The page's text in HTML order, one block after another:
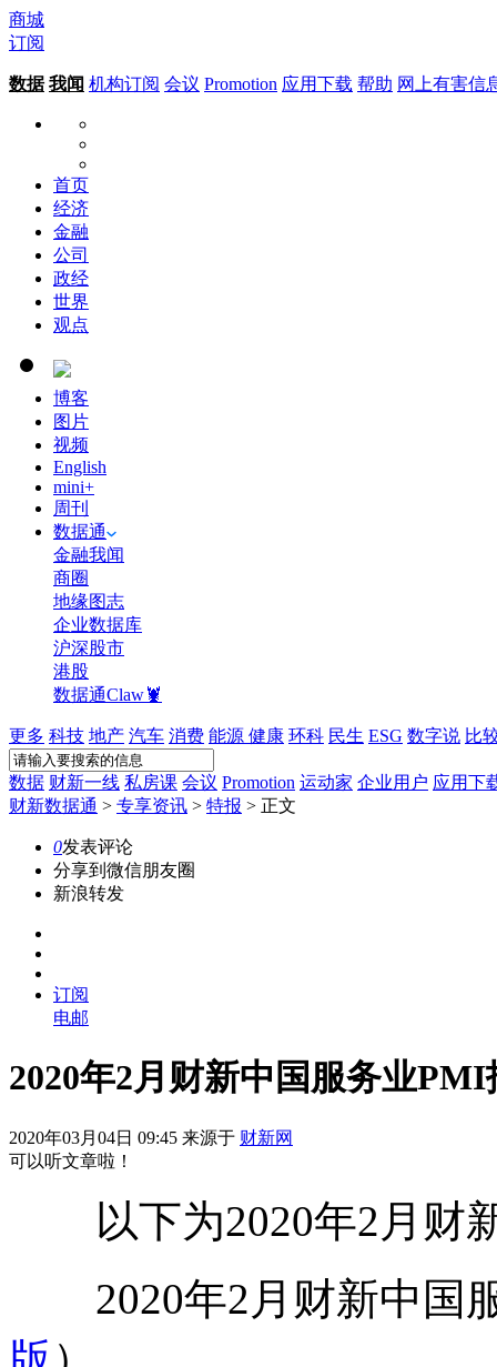
商城
订阅
数据 我闻 机构订阅 会议 Promotion 应用下载 帮助 网上有害信
首页
经济
金融
公司
政经
世界
观点
博客
图片
视频
English
mini+
周刊
数据通
金融我闻
商圈
地缘图志
企业数据库
沪深股市
港股
数据通Claw🦞
更多 科技 地产 汽车 消费 能源 健康 环科 民生 ESG 数字说 比
数据 财新一线 私房课 会议 Promotion 运动家 企业用户 应用下
财新数据通 > 专享资讯 > 特报 > 正文
0发表评论
分享到微信朋友圈
新浪转发
订阅
电邮
2020年2月财新中国服务业PMI
2020年03月04日 09:45 来源于 财新网
可以听文章啦！
以下为2020年2月财
2020年2月财新中国